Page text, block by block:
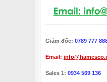
Giám đốc: 0789 777
Email:
Sales 1: 0934 569 136